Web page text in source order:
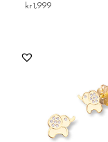
kr1,999